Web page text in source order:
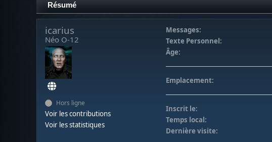
Résumé
icarius
Néo O-12
Hors ligne
Voir les contributions
Voir les statistiques
Messages:
Texte Personnel:
Âge:
Emplacement:
Inscrit le:
Temps local:
Dernière visite: